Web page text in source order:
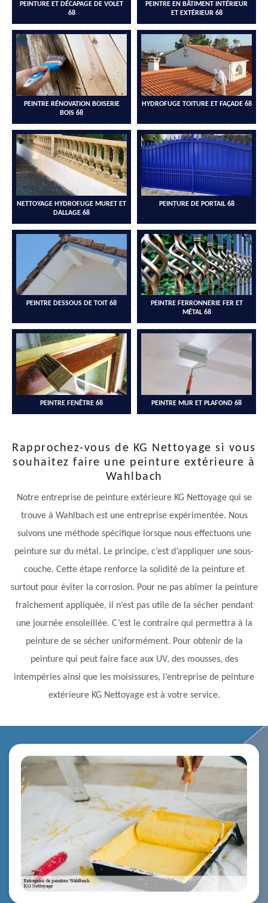
PEINTURE ET DÉCAPAGE DE VOLET
68
PEINTRE EN BÂTIMENT INTÉRIEUR
ET EXTÉRIEUR 68
PEINTRE RÉNOVATION BOISERIE
BOIS 68
HYDROFUGE TOITURE ET FAÇADE 68
NETTOYAGE HYDROFUGE MURET ET
DALLAGE 68
PEINTURE DE PORTAIL 68
PEINTRE DESSOUS DE TOIT 68
PEINTRE FERRONNERIE FER ET
MÉTAL 68
PEINTRE FENÊTRE 68 PEINTRE MUR ET PLAFOND 68
Rapprochez-vous de KG Nettoyage si vous
souhaitez faire une peinture extérieure à
Wahlbach
Notre entreprise de peinture extérieure KG Nettoyage qui se
trouve à Wahlbach est une entreprise expérimentée. Nous
suivons une méthode spécifique lorsque nous effectuons une
peinture sur du métal. Le principe, c’est d’appliquer une sous-
couche. Cette étape renforce la solidité de la peinture et
surtout pour éviter la corrosion. Pour ne pas abîmer la peinture
fraîchement appliquée, il n’est pas utile de la sécher pendant
une journée ensoleillée. C’est le contraire qui permettra à la
peinture de se sécher uniformément. Pour obtenir de la
peinture qui peut faire face aux UV, des mousses, des
intempéries ainsi que les moisissures, l’entreprise de peinture
extérieure KG Nettoyage est à votre service.